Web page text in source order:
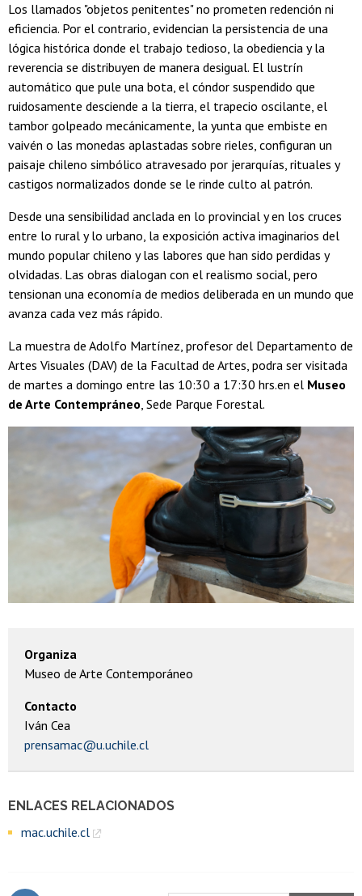
ENLACES RELACIONADOS
mac.uchile.cl
Los llamados "objetos penitentes" no prometen redención ni
eficiencia. Por el contrario, evidencian la persistencia de una
lógica histórica donde el trabajo tedioso, la obediencia y la
reverencia se distribuyen de manera desigual. El lustrín
automático que pule una bota, el cóndor suspendido que
ruidosamente desciende a la tierra, el trapecio oscilante, el
tambor golpeado mecánicamente, la yunta que embiste en
vaivén o las monedas aplastadas sobre rieles, configuran un
paisaje chileno simbólico atravesado por jerarquías, rituales y
castigos normalizados donde se le rinde culto al patrón.
Desde una sensibilidad anclada en lo provincial y en los cruces
entre lo rural y lo urbano, la exposición activa imaginarios del
mundo popular chileno y las labores que han sido perdidas y
olvidadas. Las obras dialogan con el realismo social, pero
tensionan una economía de medios deliberada en un mundo que
avanza cada vez más rápido.
La muestra de Adolfo Martínez, profesor del Departamento de
Artes Visuales (DAV) de la Facultad de Artes, podra ser visitada
de martes a domingo entre las 10:30 a 17:30 hrs.en el Museo
de Arte Contempráneo, Sede Parque Forestal.
Organiza
Museo de Arte Contemporáneo
Contacto
Iván Cea
prensamac@u.uchile.cl